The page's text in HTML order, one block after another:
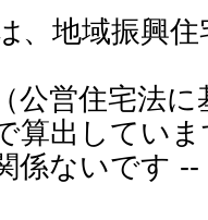
、地域振興
公営住宅法
算出してい
係ないです --